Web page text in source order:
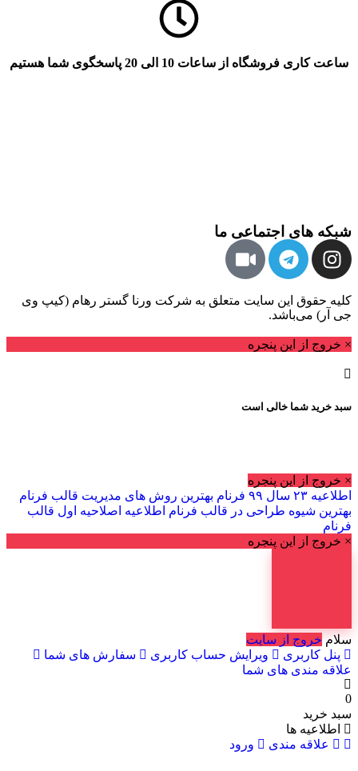
ساعت کاری فروشگاه از ساعات 10 الی 20 پاسخگوی شما هستیم
شبکه های اجتماعی ما
کلیه حقوق این سایت متعلق به شرکت ورنا گستر رهام (کیپ وی
جی آر) می‌باشد.
× خروج از این پنجره
سبد خرید شما خالی است
× خروج از این پنجره
اطلاعیه ۲۳ سال ۹۹ فرنام
بهترین روش های مدیریت قالب فرنام
بهترین شیوه طراحی در قالب فرنام اطلاعیه اصلاحیه اول قالب
فرنام
× خروج از این پنجره
سلام خروج از سایت
پنل کاربری
ویرایش حساب کاربری
سفارش های شما
علاقه مندی های شما
0
سبد خرید
اطلاعیه ها
علاقه مندی
ورود